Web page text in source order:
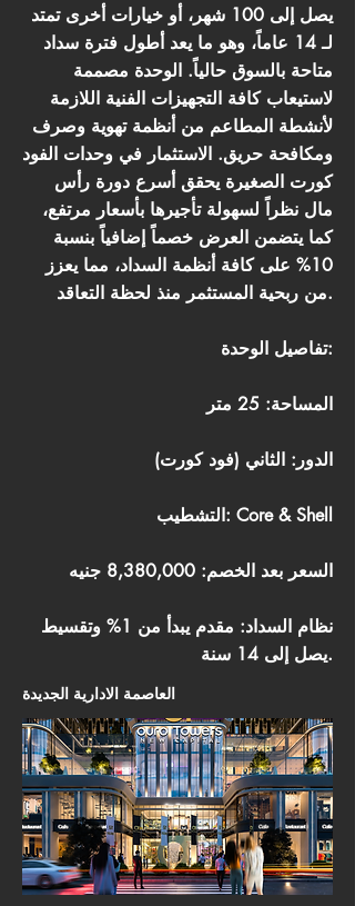
يصل إلى 100 شهر، أو خيارات أخرى تمتد
لـ 14 عاماً، وهو ما يعد أطول فترة سداد
متاحة بالسوق حالياً. الوحدة مصممة
لاستيعاب كافة التجهيزات الفنية اللازمة
لأنشطة المطاعم من أنظمة تهوية وصرف
ومكافحة حريق. الاستثمار في وحدات الفود
كورت الصغيرة يحقق أسرع دورة رأس
مال نظراً لسهولة تأجيرها بأسعار مرتفع،
كما يتضمن العرض خصماً إضافياً بنسبة
10% على كافة أنظمة السداد، مما يعزز
من ربحية المستثمر منذ لحظة التعاقد.
تفاصيل الوحدة:
المساحة: 25 متر
الدور: الثاني (فود كورت)
التشطيب: Core & Shell
السعر بعد الخصم: 8,380,000 جنيه
نظام السداد: مقدم يبدأ من 1% وتقسيط
يصل إلى 14 سنة.
العاصمة الادارية الجديدة